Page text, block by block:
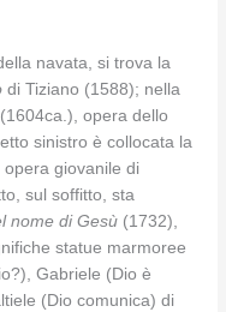
navata, si trova la
di Tiziano (1588); nella
(1604ca.), opera dello
sinistro è collocata la
opera giovanile di
sul soffitto, sta
nome di Gesù (1732),
statue marmoree
Gabriele (Dio è
(Dio comunica) di